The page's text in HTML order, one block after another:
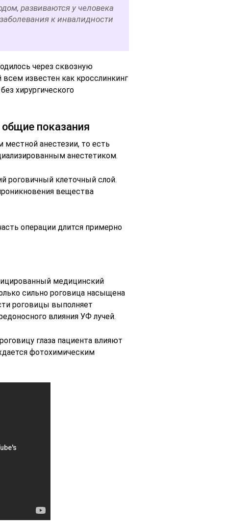
развиваются у человека
к инвалидности
через сквозную
известен как кросслинкинг
хирургического
показания
местной анестезии, то есть
анестетиком.
роговичный клеточный слой.
вещества
операции длится примерно
медицинский
сильно роговица насыщена
роговицы выполняет
влияния УФ лучей.
глаза пациента влияют
фотохимическим